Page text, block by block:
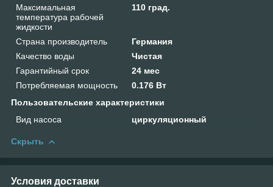
Максимальная
температура рабочей
жидкости
110 град.
Страна производитель
Германия
Качество воды
Чистая
Гарантийный срок
24 мес
Потребляемая мощность
0.176 Вт
Пользовательские характеристики
Вид насоса
циркуляционный
Скрыть
Условия доставки